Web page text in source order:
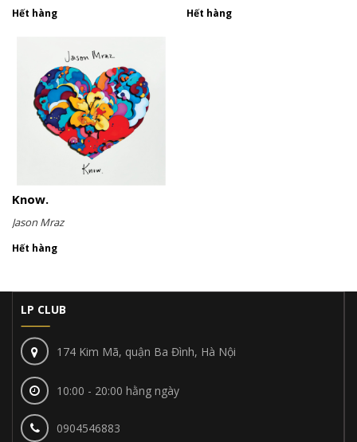
Hết hàng Hết hàng
Know.
Jason Mraz
Hết hàng
LP CLUB
174 Kim Mã, quận Ba Đình, Hà Nội
10:00 - 20:00 hằng ngày
0904546883